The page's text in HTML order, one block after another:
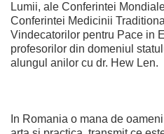
Lumii, ale Conferintei
Conferintei Medicinii
Vindecatorilor pentru Pace in
profesorilor din domeniul
alungul anilor cu dr. Hew Len.
In Romania o mana de